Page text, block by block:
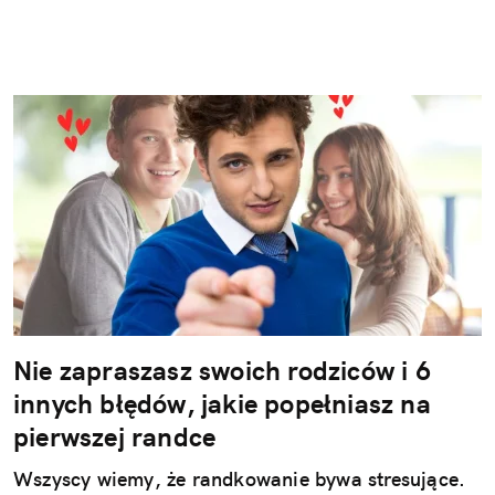
Nie zapraszasz swoich rodziców i 6
innych błędów, jakie popełniasz na
pierwszej randce
Wszyscy wiemy, że randkowanie bywa stresujące.